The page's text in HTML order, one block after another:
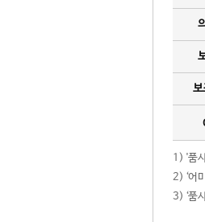
보
1) '품
2) ‘어
3) ‘품